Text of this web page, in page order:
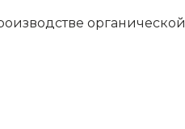
органической